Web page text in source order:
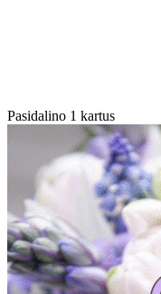
Pasidalino 1 kartus